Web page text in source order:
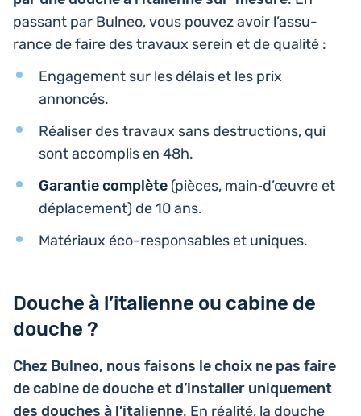
passant par Bulneo, vous pouvez avoir l’as­su­
rance de faire des travaux serein et de qualité :
Enga­ge­ment sur les délais et les prix
annoncés.
Réa­li­ser des travaux sans des­truc­tions, qui
sont accom­plis en 48h.
Garan­tie com­plète (pièces, main‑d’œuvre et
dépla­ce­ment) de 10 ans.
Maté­riaux éco-res­pon­sables et uniques.
Douche à l’italienne ou cabine de
douche ?
Chez Bulneo, nous faisons le choix ne pas faire
de cabine de douche et d’ins­tal­ler uni­que­ment
des douches à l’i­ta­lienne. En réalité, la douche